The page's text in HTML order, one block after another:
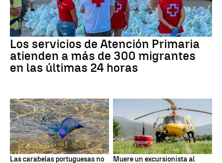
Los servicios de Atención Primaria
atienden a más de 300 migrantes
en las últimas 24 horas
Las carabelas portuguesas no
Muere un excursionista al